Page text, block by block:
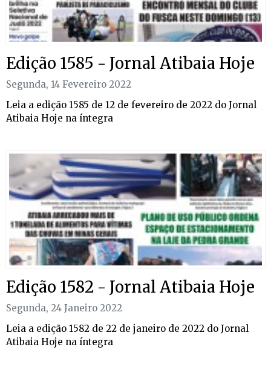
Edição 1585 - Jornal Atibaia Hoje
Segunda, 14 Fevereiro 2022
Leia a edição 1585 de 12 de fevereiro de 2022 do Jornal
Atibaia Hoje na íntegra
Edição 1582 - Jornal Atibaia Hoje
Segunda, 24 Janeiro 2022
Leia a edição 1582 de 22 de janeiro de 2022 do Jornal
Atibaia Hoje na íntegra